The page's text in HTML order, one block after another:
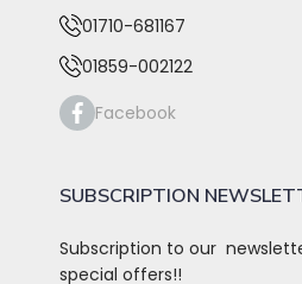
01710-681167
01859-002122
Facebook
SUBSCRIPTION
Subscription to our
special offers!!